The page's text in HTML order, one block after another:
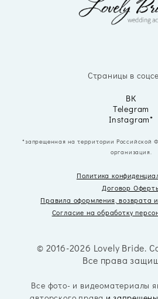
Страницы в
ВК
Telegram
Instagram*
*запрещенная на территории Российской
организация.
Политика
Договор
Правила оформления, возврата
Согласие на обработку
© 2016-2026 Lovely Bride.
Все права
Все фото- и видеоматериалы